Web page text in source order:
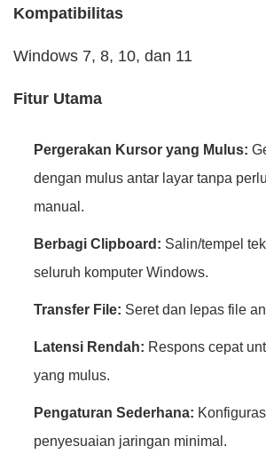
Kompatibilitas
Windows 7, 8, 10, dan 11
Fitur Utama
Pergerakan Kursor yang Mulus:
dengan mulus antar layar tanpa
manual.
Berbagi Clipboard: Salin/tempel
seluruh komputer Windows.
Transfer File: Seret dan lepas file
Latensi Rendah: Respons cepat
yang mulus.
Pengaturan Sederhana:
penyesuaian jaringan minimal.